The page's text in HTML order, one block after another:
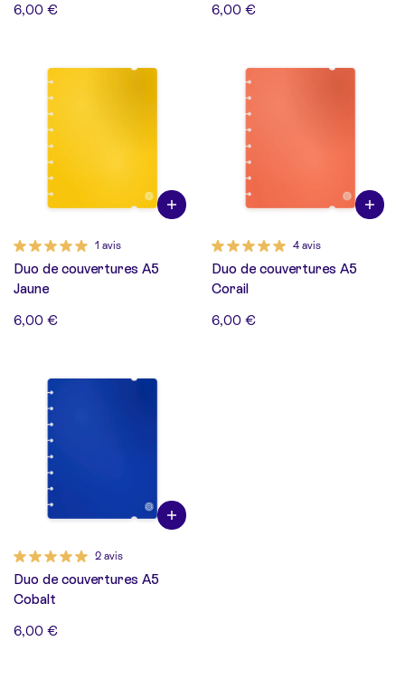
6,00 € 6,00 €
1 avis
Duo de couvertures A5
Jaune
6,00 €
4 avis
Duo de couvertures A5
Corail
6,00 €
2 avis
Duo de couvertures A5
Cobalt
6,00 €